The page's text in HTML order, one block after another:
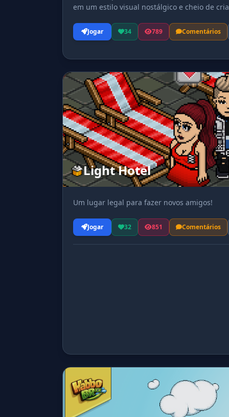
em um estilo visual nostálgico e cheio de
Jogar 34 789 Comentários
Light Hotel
Um lugar legal para fazer novos amigos!
Jogar 32 851 Comentários